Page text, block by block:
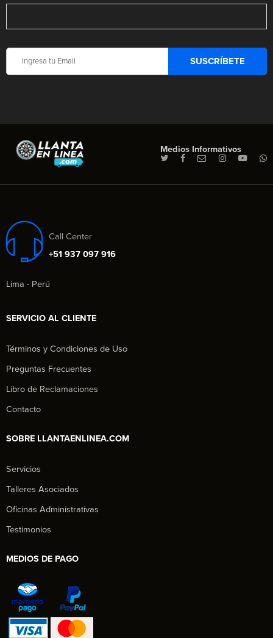
Medios Informativos
Call Center
+51 937 097 916
Lima - Perú
SERVICIO AL CLIENTE
Términos y Condiciones de Uso
Preguntas Frecuentes
Libro de Reclamaciones
Contacto
SOBRE LLANTAENLINEA.COM
Servicios
Talleres Asociados
Oficinas Administrativas
Testimonios
MEDIOS DE PAGO